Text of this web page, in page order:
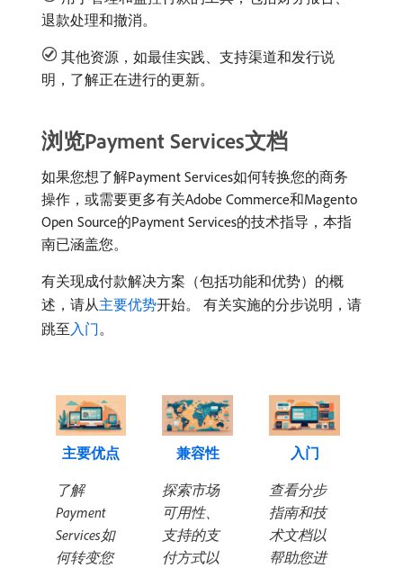
退款处理和撤消。
其他资源，如最佳实践、支持渠道和发行说
明，了解正在进行的更新。
浏览Payment Services文档
如果您想了解Payment Services如何转换您的商务
操作，或需要更多有关Adobe Commerce和Magento
Open Source的Payment Services的技术指导，本指
南已涵盖您。
有关现成付款解决方案（包括功能和优势）的概
述，请从主要优势开始。 有关实施的分步说明，请
跳至入门。
主要优点
了解
Payment
Services如
何转变您
兼容性
探索市场
可用性、
支持的支
付方式以
入门
查看分步
指南和技
术文档以
帮助您进